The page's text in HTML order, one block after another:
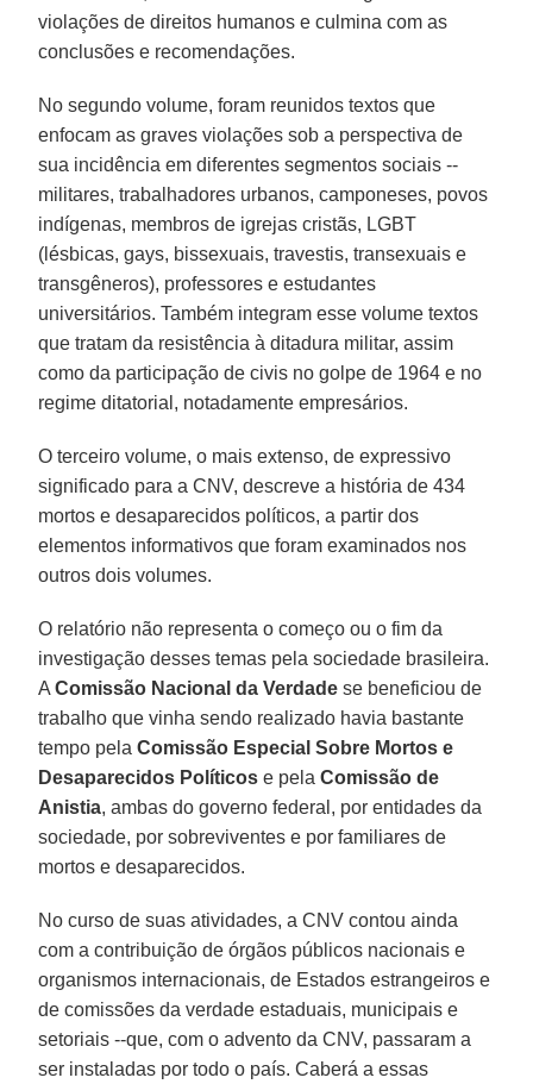
violações de direitos humanos e culmina com as
conclusões e recomendações.
No segundo volume, foram reunidos textos que
enfocam as graves violações sob a perspectiva de
sua incidência em diferentes segmentos sociais --
militares, trabalhadores urbanos, camponeses, povos
indígenas, membros de igrejas cristãs, LGBT
(lésbicas, gays, bissexuais, travestis, transexuais e
transgêneros), professores e estudantes
universitários. Também integram esse volume textos
que tratam da resistência à ditadura militar, assim
como da participação de civis no golpe de 1964 e no
regime ditatorial, notadamente empresários.
O terceiro volume, o mais extenso, de expressivo
significado para a CNV, descreve a história de 434
mortos e desaparecidos políticos, a partir dos
elementos informativos que foram examinados nos
outros dois volumes.
O relatório não representa o começo ou o fim da
investigação desses temas pela sociedade brasileira.
AComissão Nacional da Verdade se beneficiou de
trabalho que vinha sendo realizado havia bastante
tempo pelaComissão Especial Sobre Mortos e
Desaparecidos Políticos e pelaComissão de
Anistia, ambas do governo federal, por entidades da
sociedade, por sobreviventes e por familiares de
mortos e desaparecidos.
No curso de suas atividades, a CNV contou ainda
com a contribuição de órgãos públicos nacionais e
organismos internacionais, de Estados estrangeiros e
de comissões da verdade estaduais, municipais e
setoriais --que, com o advento da CNV, passaram a
ser instaladas por todo o país. Caberá a essas